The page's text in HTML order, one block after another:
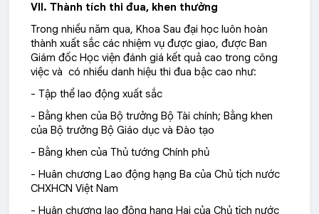
VII. Thành tích thi đua, khen thưởng
Trong nhiều năm qua, Khoa Sau đại học luôn hoàn
thành xuất sắc các nhiệm vụ được giao, được Ban
Giám đốc Học viện đánh giá kết quả cao trong công
việc và có nhiều danh hiệu thi đua bậc cao như:
- Tập thể lao động xuất sắc
- Bằng khen của Bộ trưởng Bộ Tài chính; Bằng khen
của Bộ trưởng Bộ Giáo dục và Đào tạo
- Bằng khen của Thủ tướng Chính phủ
- Huân chương Lao động hạng Ba của Chủ tịch nước
CHXHCN Việt Nam
- Huân chương lao động hạng Hai của Chủ tịch nước